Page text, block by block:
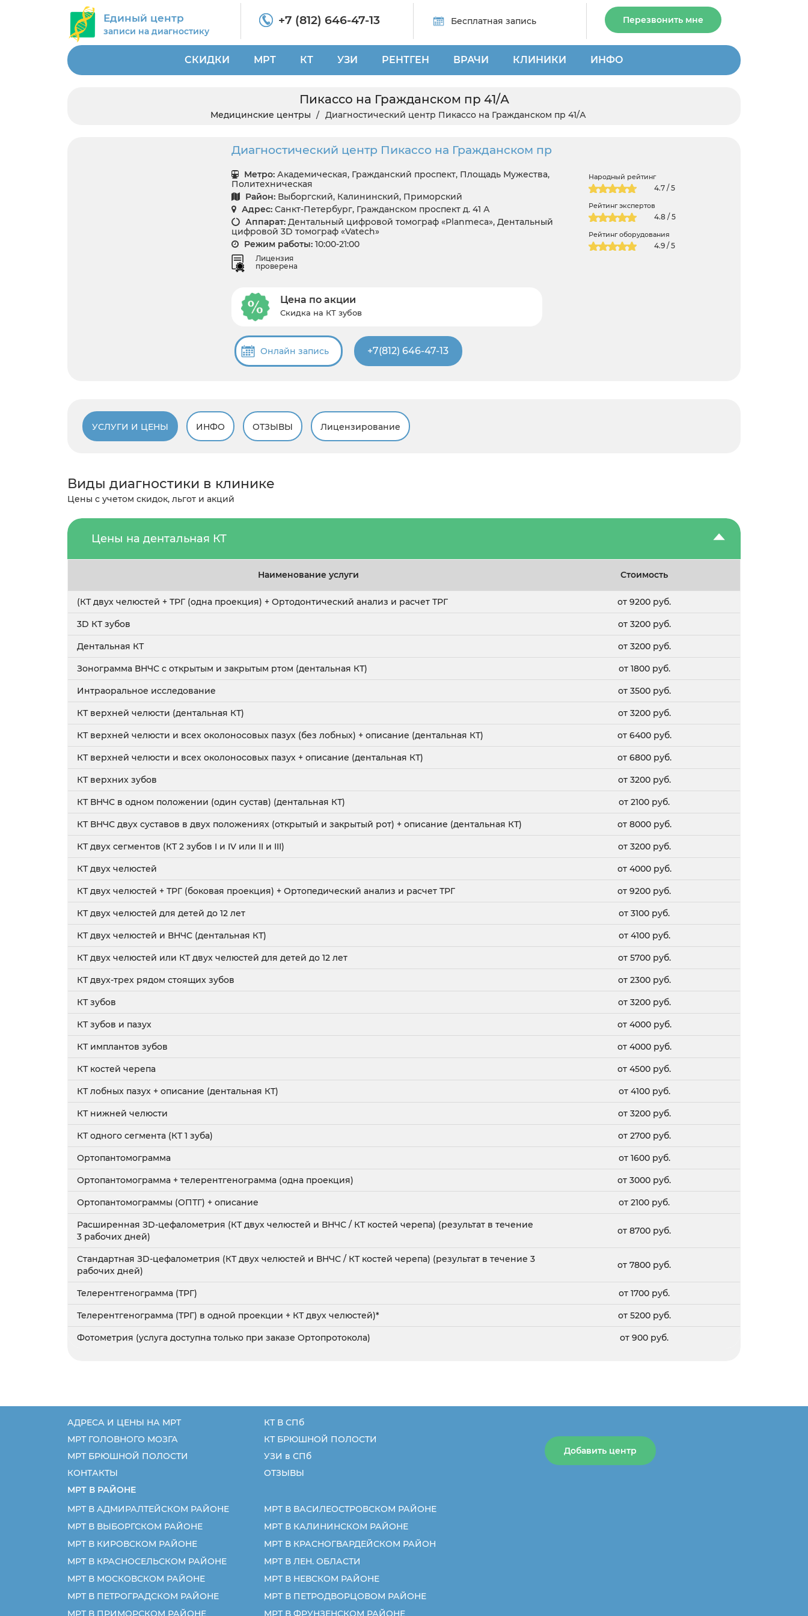
Единый центр
записи на диагностику
+7 (812) 646-47-13 Бесплатная запись Перезвонить мне
СКИДКИ МРТ КТ УЗИ РЕНТГЕН ВРАЧИ КЛИНИКИ ИНФО
Пикассо на Гражданском пр 41/А
Медицинские центры Диагностический центр Пикассо на Гражданском пр 41/А
Диагностический центр Пикассо на Гражданском пр
Метро: Академическая, Гражданский проспект, Площадь Мужества,
Политехническая
Район: Выборгский, Калининский, Приморский
Адрес: Санкт-Петербург, Гражданском проспект д. 41 А
Аппарат: Дентальный цифровой томограф «Planmeca», Дентальный
цифровой 3D томограф «Vatech»
Режим работы: 10:00-21:00
Лицензия
проверена
Народный рейтинг
4.7 / 5
Рейтинг экспертов
4.8 / 5
Рейтинг оборудования
4.9 / 5
Цена по акции
Скидка на КТ зубов
Онлайн запись +7(812) 646-47-13
УСЛУГИ И ЦЕНЫ ИНФО ОТЗЫВЫ Лицензирование
Виды диагностики в клинике
Цены с учетом скидок, льгот и акций
Цены на дентальная КТ
Наименование услуги Стоимость
(КТ двух челюстей + ТРГ (одна проекция) + Ортодонтический анализ и расчет ТРГ от 9200 руб.
3D КТ зубов от 3200 руб.
Дентальная КТ от 3200 руб.
Зонограмма ВНЧС с открытым и закрытым ртом (дентальная КТ) от 1800 руб.
Интраоральное исследование от 3500 руб.
КТ верхней челюсти (дентальная КТ) от 3200 руб.
КТ верхней челюсти и всех околоносовых пазух (без лобных) + описание (дентальная КТ) от 6400 руб.
КТ верхней челюсти и всех околоносовых пазух + описание (дентальная КТ) от 6800 руб.
КТ верхних зубов от 3200 руб.
КТ ВНЧС в одном положении (один сустав) (дентальная КТ) от 2100 руб.
КТ ВНЧС двух суставов в двух положениях (открытый и закрытый рот) + описание (дентальная КТ) от 8000 руб.
КТ двух сегментов (КТ 2 зубов I и IV или II и III) от 3200 руб.
КТ двух челюстей от 4000 руб.
КТ двух челюстей + ТРГ (боковая проекция) + Ортопедический анализ и расчет ТРГ от 9200 руб.
КТ двух челюстей для детей до 12 лет от 3100 руб.
КТ двух челюстей и ВНЧС (дентальная КТ) от 4100 руб.
КТ двух челюстей или КТ двух челюстей для детей до 12 лет от 5700 руб.
КТ двух-трех рядом стоящих зубов от 2300 руб.
КТ зубов от 3200 руб.
КТ зубов и пазух от 4000 руб.
КТ имплантов зубов от 4000 руб.
КТ костей черепа от 4500 руб.
КТ лобных пазух + описание (дентальная КТ) от 4100 руб.
КТ нижней челюсти от 3200 руб.
КТ одного сегмента (КТ 1 зуба) от 2700 руб.
Ортопантомограмма от 1600 руб.
Ортопантомограмма + телерентгенограмма (одна проекция) от 3000 руб.
Ортопантомограммы (ОПТГ) + описание от 2100 руб.
Расширенная ЗD-цефалометрия (КТ двух челюстей и ВНЧС / КТ костей черепа) (результат в течение
3 рабочих дней)
от 8700 руб.
Стандартная ЗD-цефалометрия (КТ двух челюстей и ВНЧС / КТ костей черепа) (результат в течение 3
рабочих дней)
от 7800 руб.
Телерентгенограмма (ТРГ) от 1700 руб.
Телерентгенограмма (ТРГ) в одной проекции + КТ двух челюстей)* от 5200 руб.
Фотометрия (услуга доступна только при заказе Ортопротокола) от 900 руб.
АДРЕСА И ЦЕНЫ НА МРТ
КТ В СПб
МРТ ГОЛОВНОГО МОЗГА
КТ БРЮШНОЙ ПОЛОСТИ
МРТ БРЮШНОЙ ПОЛОСТИ
УЗИ в СПб
КОНТАКТЫ
ОТЗЫВЫ
МРТ В РАЙОНЕ
МРТ В АДМИРАЛТЕЙСКОМ РАЙОНЕ
МРТ В ВАСИЛЕОСТРОВСКОМ РАЙОНЕ
МРТ В ВЫБОРГСКОМ РАЙОНЕ
МРТ В КАЛИНИНСКОМ РАЙОНЕ
МРТ В КИРОВСКОМ РАЙОНЕ
МРТ В КРАСНОГВАРДЕЙСКОМ РАЙОН
МРТ В КРАСНОСЕЛЬСКОМ РАЙОНЕ
МРТ В ЛЕН. ОБЛАСТИ
МРТ В МОСКОВСКОМ РАЙОНЕ
МРТ В НЕВСКОМ РАЙОНЕ
МРТ В ПЕТРОГРАДСКОМ РАЙОНЕ
МРТ В ПЕТРОДВОРЦОВОМ РАЙОНЕ
МРТ В ПРИМОРСКОМ РАЙОНЕ
МРТ В ФРУНЗЕНСКОМ РАЙОНЕ
Добавить центр